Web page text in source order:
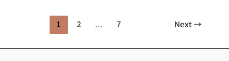
1 2 ... 7 Next→